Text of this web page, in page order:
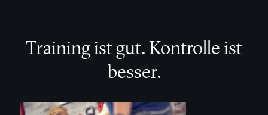
Training ist gut. Kontrolle ist
besser.